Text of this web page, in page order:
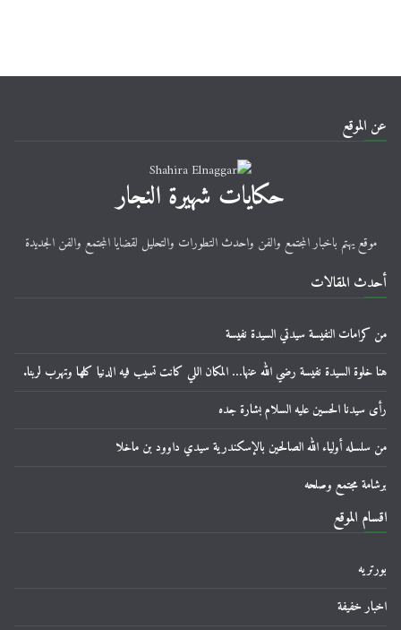
عن الموقع
حكايات شهيرة النجار
موقع يهتم باخبار المجتمع والفن واحدث التطورات والتحليل لقضايا المجتمع والفن الجديدة
أحدث المقالات
من كرامات النفيسة سيدتي السيدة نفيسة
هنا خلوة السيدة نفيسة رضي الله عنها… المكان اللي كانت تسيب فيه الدنيا كلها وتهرب لربنا.
رأى سيدنا الحسين عليه السلام بشارة جده
من سلسله أولياء الله الصالحين بالإسكندرية سيدي داوود بن ماخلا
برشامة مجتمع وصلحه
اقسام الموقع
بورتريه
اخبار خفيفة